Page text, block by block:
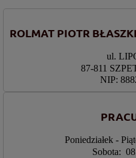
ROLMAT PIOTR
ul.
87-811
NIP:
Poniedziałek -
Sobota: